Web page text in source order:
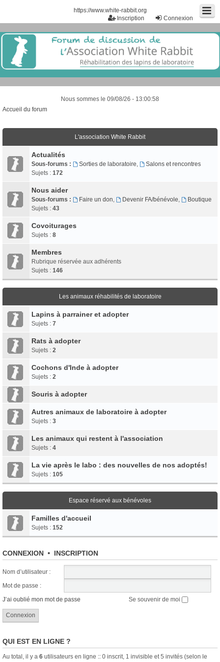
https://www.white-rabbit.org
Connexion
Inscription
Nous sommes le 09/08/26 - 13:00:58
Accueil du forum
L'association White Rabbit
Actualités
Sous-forums : Sorties de laboratoire
Salons et rencontres
Sujets : 172
Nous aider
Sous-forums : Faire un don Devenir FA/bénévole
Boutique
Sujets : 43
Covoiturages
Sujets : 8
Membres
Rubrique réservée aux adhérents
Sujets : 146
Les animaux réhabilités de laboratoire
Lapins à parrainer et adopter
Sujets : 7
Rats à adopter
Sujets : 2
Cochons d'Inde à adopter
Sujets : 2
Souris à adopter
Autres animaux de laboratoire à adopter
Sujets : 3
Les animaux qui restent à l'association
Sujets : 4
La vie après le labo : des nouvelles de nos adoptés!
Sujets : 105
Espace réservé aux bénévoles
Familles d'accueil
Sujets : 152
CONNEXION • INSCRIPTION
Nom d’utilisateur :
Mot de passe :
J’ai oublié mon mot de passe
Se souvenir de moi
QUI EST EN LIGNE ?
Au total, il y a 6 utilisateurs en ligne :: 0 inscrit, 1 invisible et 5 invités (selon le